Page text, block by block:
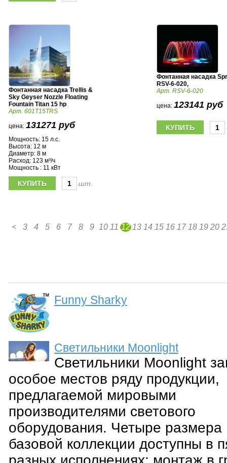
Фонтанная насадка Trellis &
Sky Geyser Nozzle Floating
Fountain Titan 15 hp
Арт. 601T15TRS
цена: 131271 руб
Мощность: 15 л.с.
Высота: 12 м
Диаметр: 8 м
Расход: 123 м³/ч
Мощность : 11 кВт
шт.
Фонтанная насадка
RSV-6-020,
Арт. RSV-6-020
цена: 123141 руб
< 3 4 5 6 7 8 9 10 11 12 13 14 15 16 17 18 19 20
Funny Sharky
Светильники Moonlight
Светильники Moonlight
особое местов ряду продукции,
предлагаемой мировыми
производителями светового
оборудования. Четыре размера
базовой коллекции доступны в